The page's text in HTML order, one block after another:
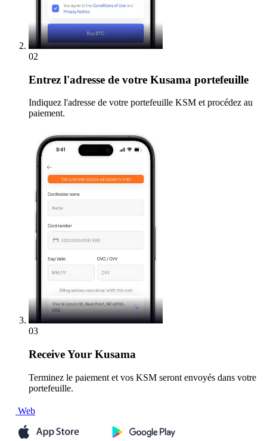
02
Entrez l'adresse de votre Kusama portefeuille
Indiquez l'adresse de votre portefeuille KSM et procédez au
paiement.
03
ReceiveYour Kusama
Terminez le paiement et vos KSM seront envoyés dans votre
portefeuille.
Web